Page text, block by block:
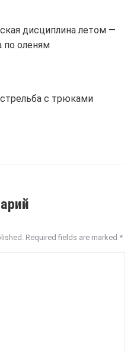
дисциплина летом —
по оленям
с трюками
Required fields are marked *